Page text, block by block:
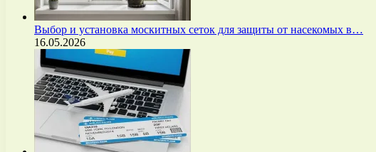
Выбор и установка москитных сеток для защиты от насекомых в…
16.05.2026